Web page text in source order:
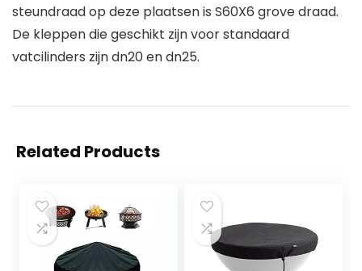
steundraad op deze plaatsen is S60X6 grove draad.
De kleppen die geschikt zijn voor standaard
vatcilinders zijn dn20 en dn25.
Related Products